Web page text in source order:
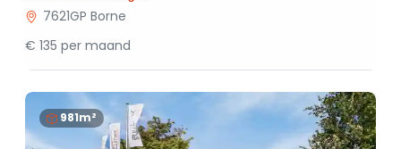
7621GP Borne
€ 135 per maand
981m²